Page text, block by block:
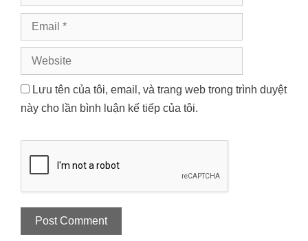
Email
Website
Lưu tên của tôi, email, và trang web trong trình duyệt
này cho lần bình luận kế tiếp của tôi.